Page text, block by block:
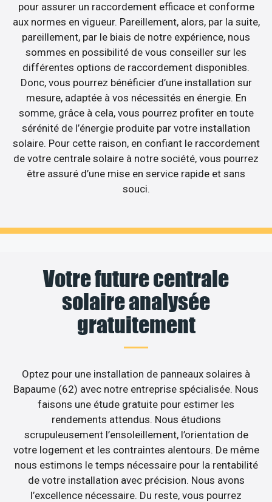
pour assurer un raccordement efficace et conforme
aux normes en vigueur. Pareillement, alors, par la suite,
pareillement, par le biais de notre expérience, nous
sommes en possibilité de vous conseiller sur les
différentes options de raccordement disponibles.
Donc, vous pourrez bénéficier d’une installation sur
mesure, adaptée à vos nécessités en énergie. En
somme, grâce à cela, vous pourrez profiter en toute
sérénité de l’énergie produite par votre installation
solaire. Pour cette raison, en confiant le raccordement
de votre centrale solaire à notre société, vous pourrez
être assuré d’une mise en service rapide et sans
souci.
Votre future centrale
solaire analysée
gratuitement
Optez pour une installation de panneaux solaires à
Bapaume (62) avec notre entreprise spécialisée. Nous
faisons une étude gratuite pour estimer les
rendements attendus. Nous étudions
scrupuleusement l’ensoleillement, l’orientation de
votre logement et les contraintes alentours. De même
nous estimons le temps nécessaire pour la rentabilité
de votre installation avec précision. Nous avons
l’excellence nécessaire. Du reste, vous pourrez